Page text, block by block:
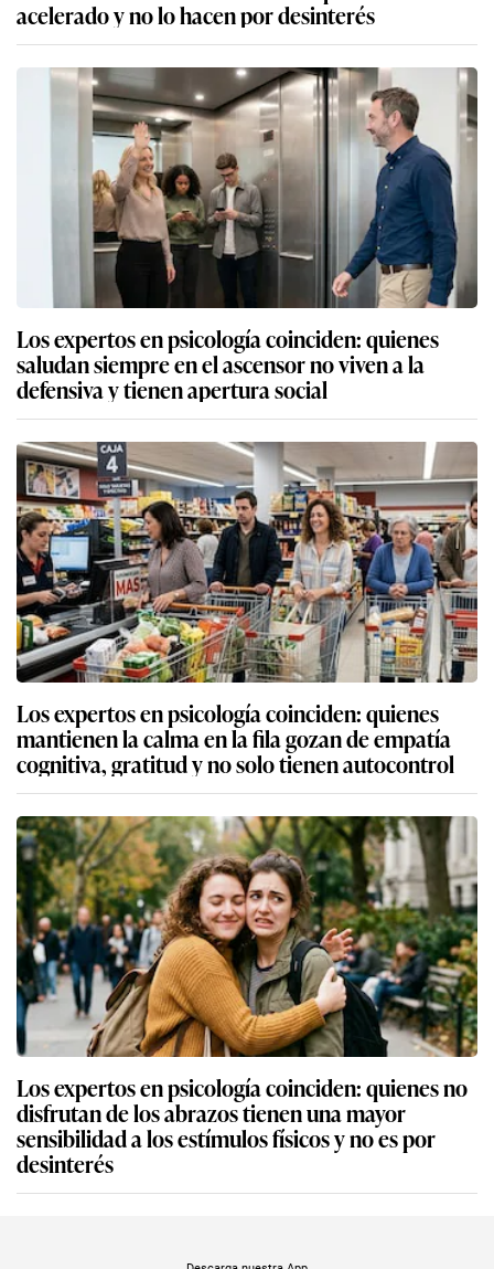
acelerado y no lo hacen por desinterés
Los expertos en psicología coinciden: quienes
saludan siempre en el ascensor no viven a la
defensiva y tienen apertura social
Los expertos en psicología coinciden: quienes
mantienen la calma en la fila gozan de empatía
cognitiva, gratitud y no solo tienen autocontrol
Los expertos en psicología coinciden: quienes no
disfrutan de los abrazos tienen una mayor
sensibilidad a los estímulos físicos y no es por
desinterés